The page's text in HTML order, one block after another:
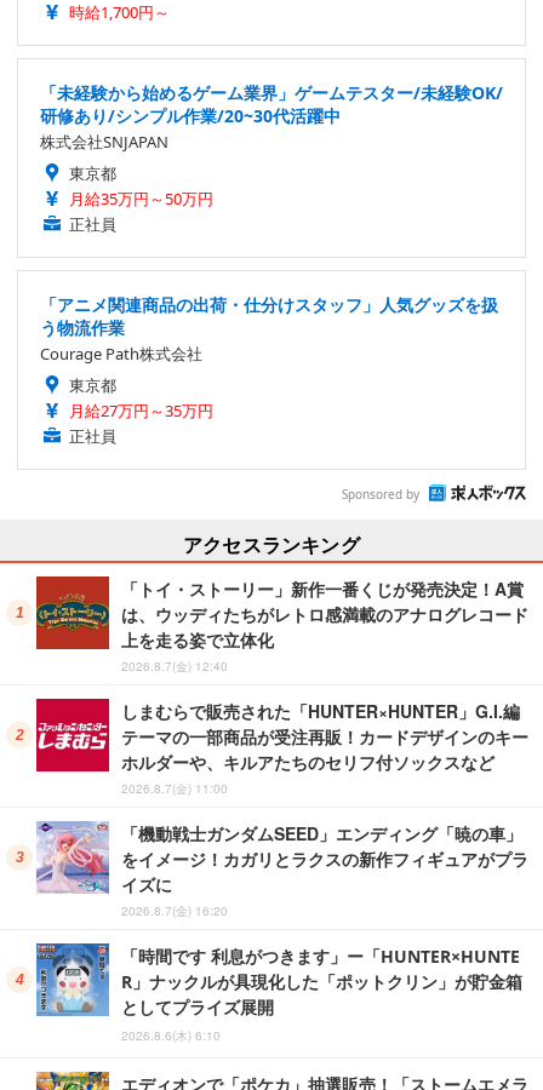
時給1,700円～
「未経験から始めるゲーム業界」ゲームテスター/未経験OK/
研修あり/シンプル作業/20~30代活躍中
株式会社SNJAPAN
東京都
月給35万円～50万円
正社員
「アニメ関連商品の出荷・仕分けスタッフ」人気グッズを扱
う物流作業
Courage Path株式会社
東京都
月給27万円～35万円
正社員
Sponsored by
アクセスランキング
「トイ・ストーリー」新作一番くじが発売決定！A賞
は、ウッディたちがレトロ感満載のアナログレコード
上を走る姿で立体化
2026.8.7(金) 12:40
しまむらで販売された「HUNTER×HUNTER」G.I.編
テーマの一部商品が受注再販！カードデザインのキー
ホルダーや、キルアたちのセリフ付ソックスなど
2026.8.7(金) 11:00
「機動戦士ガンダムSEED」エンディング「暁の車」
をイメージ！カガリとラクスの新作フィギュアがプラ
イズに
2026.8.7(金) 16:20
「時間です 利息がつきます」ー「HUNTER×HUNTE
R」ナックルが具現化した「ポットクリン」が貯金箱
としてプライズ展開
2026.8.6(木) 6:10
エディオンで「ポケカ」抽選販売！「ストームエメラ